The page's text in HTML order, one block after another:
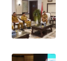
WN
PAPUA
BARAT